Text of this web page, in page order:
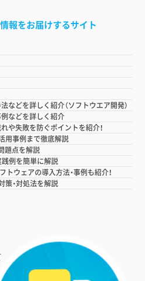
報をお届けするサイト
などを詳しく紹介（ソフトウエア開発）
などを詳しく紹介
や失敗を防ぐポイントを紹介！
用事例まで徹底解説
題点を解説
践例を簡単に解説
ウェアの導入方法・事例も紹介！
策・対処法を解説